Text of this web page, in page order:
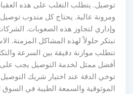
توصيل. يتطلب التغلب على هذه
ومرونة عالية. يحتاج كل مندوب
وإداري لتجاوز هذه الصعوبات.
تبتكر حلولاً لهذه المشاكل المزمنة.
أفضل ممثل لخدمة التوصيل يجب على
توخي الدقة عند اختيار شريك التوصيل.
الموثوقية والسمعة الطيبة في